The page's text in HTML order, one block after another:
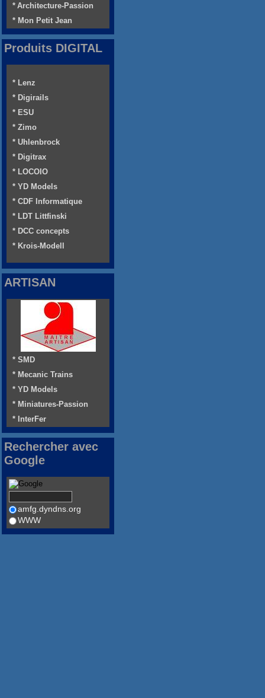
* Architecture-Passion
* Mon Petit Jean
Produits DIGITAL
* Lenz
* Digirails
* ESU
* Zimo
* Uhlenbrock
* Digitrax
* LOCOIO
* YD Models
* CDF Informatique
* LDT Littfinski
* DCC concepts
* Krois-Modell
ARTISAN
* SMD
* Mecanic Trains
* YD Models
* Miniatures-Passion
* InterFer
Rechercher avec
Google
amfg.dyndns.org
WWW